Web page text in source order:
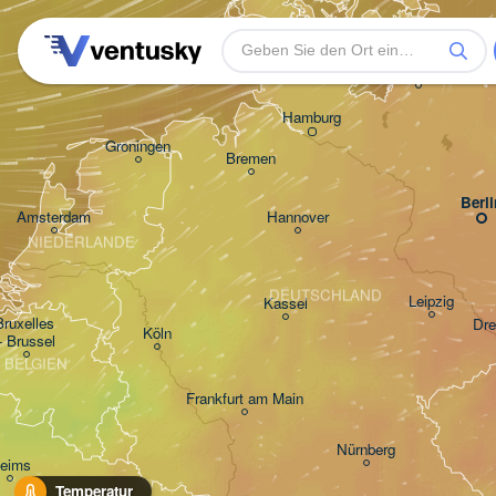
Temperatur
Hamburg
Köln
Brussel
Amsterdam
Frankfurt am Main
Bremen
Hannover
Nürnberg
Kassel
Groningen
DEUTSCHLAND
NIEDERLANDE
BELGIEN
Leipzig